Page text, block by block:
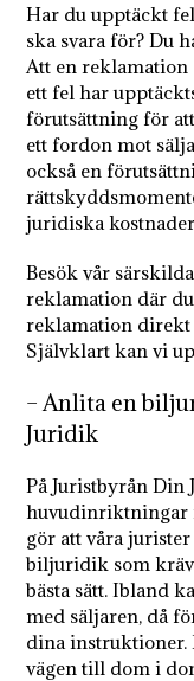
Har du upptäckt
ska svara för? Du
Att en
ett fel har
förutsättning för
ett fordon mot
också en
juridiska
Besök vår
reklamation där
reklamation
Självklart kan vi
– Anlita en
Juridik
På Juristbyrån Din
huvudinriktningar
gör att våra
biljuridik som
bästa sätt. Ibland
med säljaren, då
dina instruktioner.
vägen till dom i